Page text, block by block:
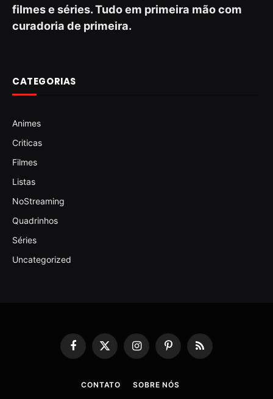
filmes e séries. Tudo em primeira mão com
curadoria de primeira.
CATEGORIAS
Animes
Criticas
Filmes
Listas
NoStreaming
Quadrinhos
Séries
Uncategorized
Facebook
X
(Twitter)
InstagramPinterestRSS
CONTATO
SOBRE NÓS